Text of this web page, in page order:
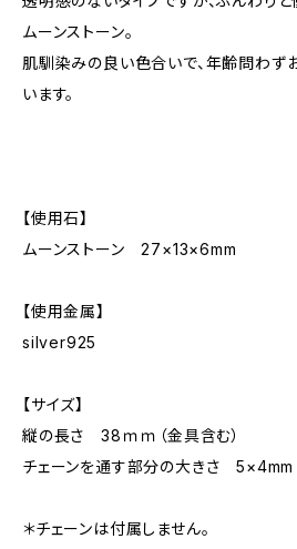
ムーンストーン。
肌馴染みの良い色合いで、年齢問わず
います。
【使用石】
ムーンストーン 27×13×6mm
【使用金属】
silver925
【サイズ】
縦の長さ 38ｍｍ（金具含む）
チェーンを通す部分の大きさ 5×4mm
＊チェーンは付属しません。